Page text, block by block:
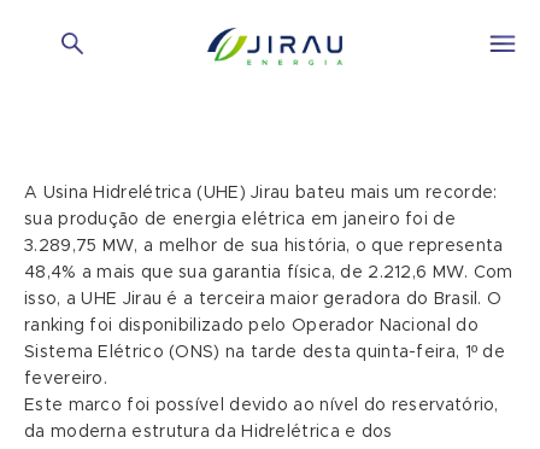
A Usina Hidrelétrica (UHE) Jirau bateu mais um recorde:
sua produção de energia elétrica em janeiro foi de
3.289,75 MW, a melhor de sua história, o que representa
48,4% a mais que sua garantia física, de 2.212,6 MW. Com
isso, a UHE Jirau é a terceira maior geradora do Brasil. O
ranking foi disponibilizado pelo Operador Nacional do
Sistema Elétrico (ONS) na tarde desta quinta-feira, 1º de
fevereiro.
Este marco foi possível devido ao nível do reservatório,
da moderna estrutura da Hidrelétrica e dos